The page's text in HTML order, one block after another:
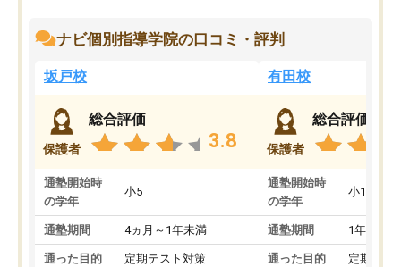
ナビ個別指導学院の口コミ・評判
坂戸校
保護者
総合評価
3.8
通塾開始時
の学年
小5
通塾期間 4ヵ月～1年未満
通った目的 定期テスト対策
有田校
保護者
総合評価
通塾開始時
の学年
小1
通塾期間 1年以上
通った目的 定期テス